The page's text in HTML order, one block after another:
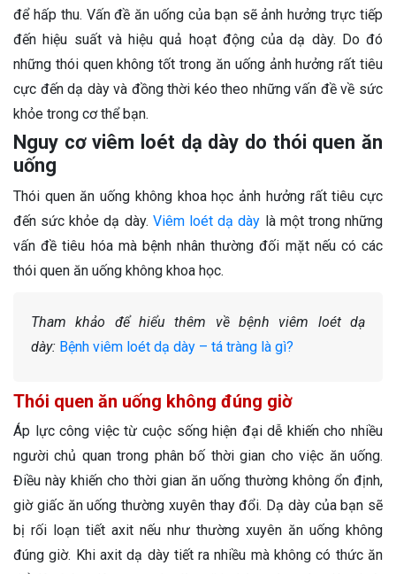
để hấp thu. Vấn đề ăn uống của bạn sẽ ảnh hưởng trực tiếp
đến hiệu suất và hiệu quả hoạt động của dạ dày. Do đó
những thói quen không tốt trong ăn uống ảnh hưởng rất tiêu
cực đến dạ dày và đồng thời kéo theo những vấn đề về sức
khỏe trong cơ thể bạn.
Nguy cơ viêm loét dạ dày do thói quen ăn
uống
Thói quen ăn uống không khoa học ảnh hưởng rất tiêu cực
đến sức khỏe dạ dày. Viêm loét dạ dày là một trong những
vấn đề tiêu hóa mà bệnh nhân thường đối mặt nếu có các
thói quen ăn uống không khoa học.
Tham khảo để hiểu thêm về bệnh viêm loét dạ
dày: Bệnh viêm loét dạ dày – tá tràng là gì?
Thói quen ăn uống không đúng giờ
Áp lực công việc từ cuộc sống hiện đại dễ khiến cho nhiều
người chủ quan trong phân bố thời gian cho việc ăn uống.
Điều này khiến cho thời gian ăn uống thường không ổn định,
giờ giấc ăn uống thường xuyên thay đổi. Dạ dày của bạn sẽ
bị rối loạn tiết axit nếu như thường xuyên ăn uống không
đúng giờ. Khi axit dạ dày tiết ra nhiều mà không có thức ăn